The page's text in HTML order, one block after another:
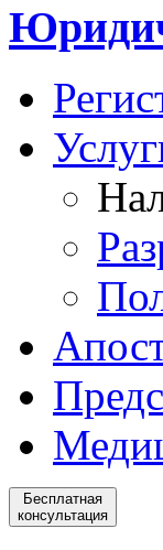
Бесплатная
консультация